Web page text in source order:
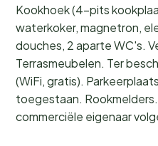
Kookhoek (4-pits
waterkoker, magnetron,
douches, 2 aparte WC's.
Terrasmeubelen. Ter
(WiFi, gratis).
toegestaan.
commerciële eigenaar